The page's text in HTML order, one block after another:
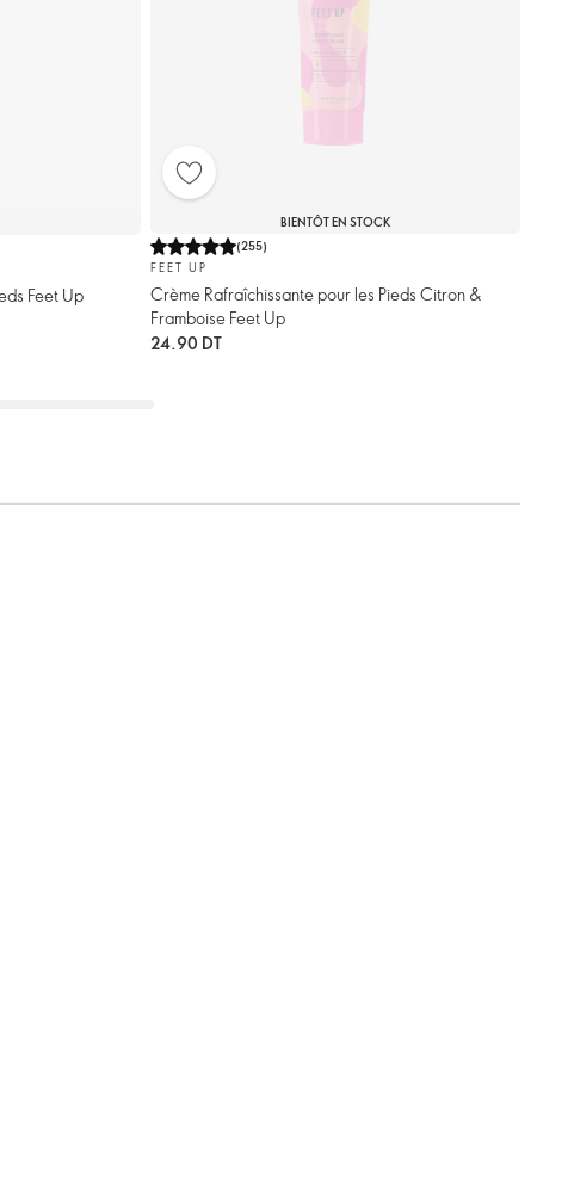
Feet Up
BIENTÔT EN STOCK
(255)
FEET UP
Crème Rafraîchissante pour les Pieds Citron &
Framboise Feet Up
24.90 DT